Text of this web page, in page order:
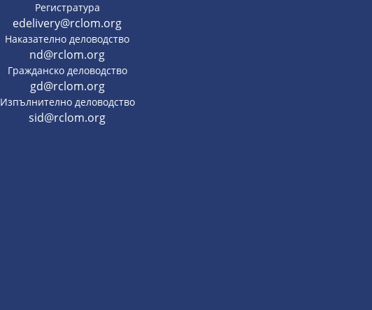
Регистратура
edelivery@rclom.org
Наказателно деловодство
nd@rclom.org
Гражданско деловодство
gd@rclom.org
Изпълнително деловодство
sid@rclom.org